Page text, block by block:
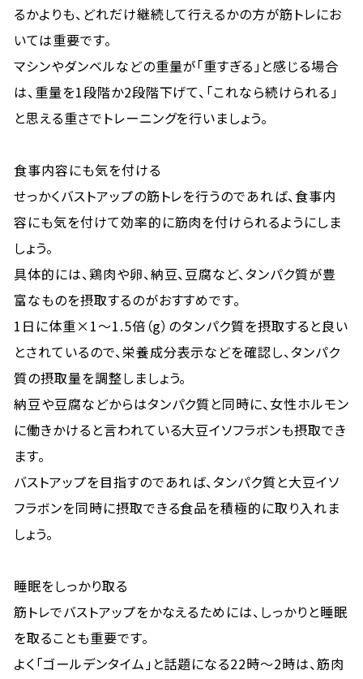
るかよりも、どれだけ継続して行えるかの方が筋トレにお
いては重要です。
マシンやダンベルなどの重量が「重すぎる」と感じる場合
は、重量を1段階か2段階下げて、「これなら続けられる」
と思える重さでトレーニングを行いましょう。
食事内容にも気を付ける
せっかくバストアップの筋トレを行うのであれば、食事内
容にも気を付けて効率的に筋肉を付けられるようにしま
しょう。
具体的には、鶏肉や卵、納豆、豆腐など、タンパク質が豊
富なものを摂取するのがおすすめです。
1日に体重×1～1.5倍（g）のタンパク質を摂取すると良い
とされているので、栄養成分表示などを確認し、タンパク
質の摂取量を調整しましょう。
納豆や豆腐などからはタンパク質と同時に、女性ホルモン
に働きかけると言われている大豆イソフラボンも摂取でき
ます。
バストアップを目指すのであれば、タンパク質と大豆イソ
フラボンを同時に摂取できる食品を積極的に取り入れま
しょう。
睡眠をしっかり取る
筋トレでバストアップをかなえるためには、しっかりと睡眠
を取ることも重要です。
よく「ゴールデンタイム」と話題になる22時～2時は、筋肉